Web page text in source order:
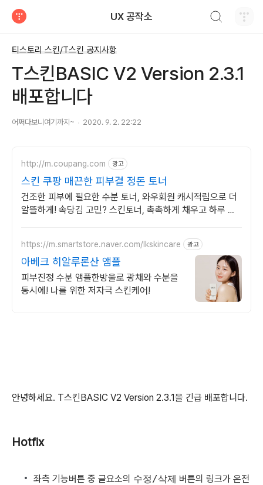
UX 공작소
티스토리 스킨/T스킨 공지사항
T스킨BASIC V2 Version 2.3.1
배포합니다
어쩌다보니여기까지~ 2020. 9. 2. 22:22
http://m.coupang.com 광고
스킨 쿠팡 매끈한 피부결 정돈 토너
건조한 피부에 필요한 수분 토너, 와우회원 캐시적립으로 더
알뜰하게! 속당김 고민? 스킨토너, 촉촉하게 채우고 하루 종
https://m.smartstore.naver.com/lkskincare 광고
아베크 히알루론산 앰플
피부진정 수분 앰플한방울로 광채와 수분을
동시에! 나를 위한 저자극 스킨케어!
안녕하세요. T스킨BASIC V2 Version 2.3.1을 긴급 배포합니다.
Hotfix
좌측 기능버튼 중 글요소의 수정/삭제 버튼의 링크가 온전